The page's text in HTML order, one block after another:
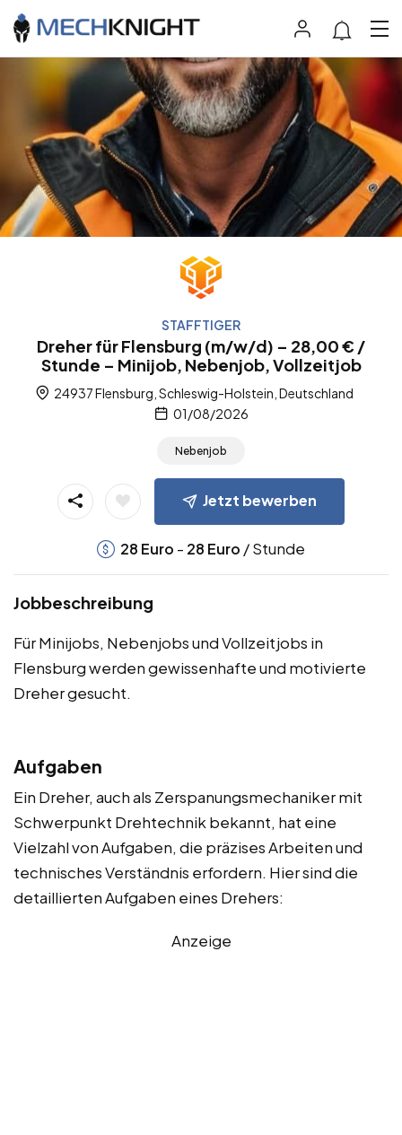
STAFFTIGER
Dreher für Flensburg (m/w/d) – 28,00 € /
Stunde – Minijob, Nebenjob, Vollzeitjob
24937 Flensburg, Schleswig-Holstein, Deutschland
01/08/2026
Nebenjob
Jetzt bewerben
28 Euro - 28 Euro / Stunde
Jobbeschreibung
Für Minijobs, Nebenjobs und Vollzeitjobs in
Flensburg werden gewissenhafte und motivierte
Dreher gesucht.
Aufgaben
Ein Dreher, auch als Zerspanungsmechaniker mit
Schwerpunkt Drehtechnik bekannt, hat eine
Vielzahl von Aufgaben, die präzises Arbeiten und
technisches Verständnis erfordern. Hier sind die
detaillierten Aufgaben eines Drehers:
Anzeige